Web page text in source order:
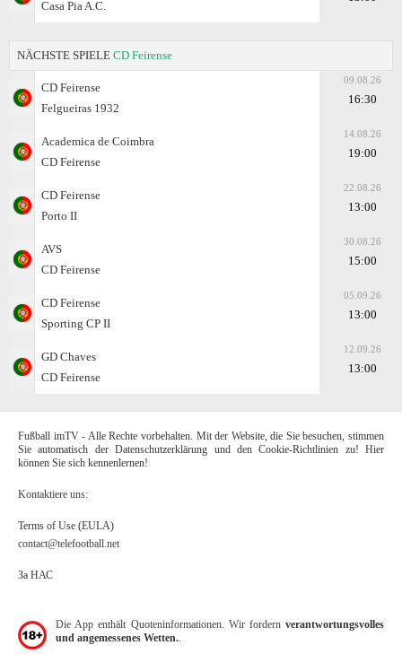
Casa Pia A.C.
NÄCHSTE SPIELE CD Feirense
CD Feirense
Felgueiras 1932
09.08.26
16:30
Academica de Coimbra
CD Feirense
14.08.26
19:00
CD Feirense
Porto II
22.08.26
13:00
AVS
CD Feirense
30.08.26
15:00
CD Feirense
Sporting CP II
05.09.26
13:00
GD Chaves
CD Feirense
12.09.26
13:00
Fußball imTV - Alle Rechte vorbehalten. Mit der Website, die Sie besuchen, stimmen
Sie automatisch der Datenschutzerklärung und den Cookie-Richtlinien zu! Hier
können Sie sich kennenlernen!
Kontaktiere uns:
Terms of Use (EULA)
contact@telefootball.net
За НАС
Die App enthält Quoteninformationen. Wir fordern verantwortungsvolles
und angemessenes Wetten.